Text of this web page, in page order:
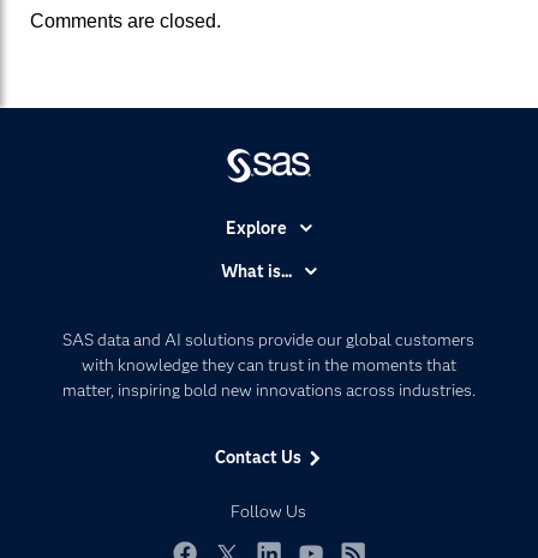
Comments are closed.
SAS data and AI solutions provide our global customers
with knowledge they can trust in the moments that
matter, inspiring bold new innovations across industries.
Contact Us
Follow Us
Explore
Communities
Company
Developers
Documentation
What is...
Artificial Intelligence
Data Management